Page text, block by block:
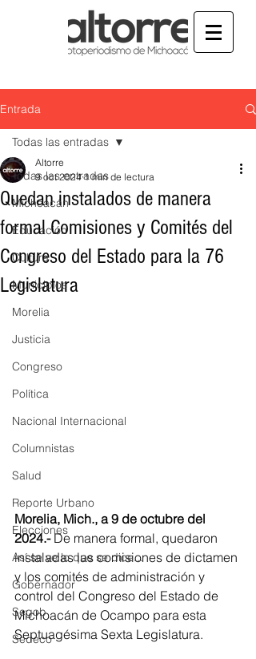
Entrada
Todas las entradas
Michoacán
Educación
Cultura
Municipios
Morelia
Justicia
Congreso
Política
Nacional Internacional
Columnistas
Salud
Reporte Urbano
Elecciones
Así se ve lo que se dice...
Gobernador
Segob
Sedeco
Todas las entradas
Quedan instalados de manera
formal Comisiones y Comités del
Congreso del Estado para la 76
Legislatura
Altorre
9 oct 2024 1 min de lectura
Morelia, Mich., a 9 de octubre del
2024.- De manera formal, quedaron
instaladas las comisiones de dictamen
y los comités de administración y
control del Congreso del Estado de
Michoacán de Ocampo para esta
Septuagésima Sexta Legislatura.